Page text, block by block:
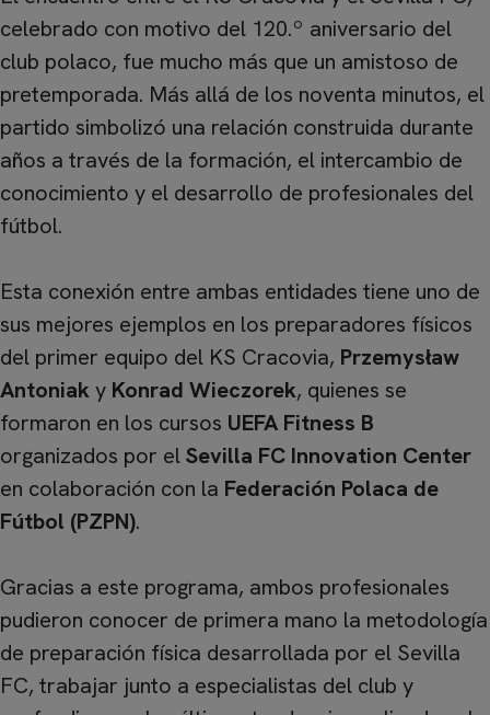
celebrado con motivo del 120.º aniversario del
club polaco, fue mucho más que un amistoso de
pretemporada. Más allá de los noventa minutos, el
partido simbolizó una relación construida durante
años a través de la formación, el intercambio de
conocimiento y el desarrollo de profesionales del
fútbol.
Esta conexión entre ambas entidades tiene uno de
sus mejores ejemplos en los preparadores físicos
del primer equipo del KS Cracovia, Przemysław
Antoniaky Konrad Wieczorek, quienes se
formaron en los cursos UEFA Fitness B
organizados por elSevilla FC Innovation Center
en colaboración con la Federación Polaca de
Fútbol (PZPN).
Gracias a este programa, ambos profesionales
pudieron conocer de primera mano la metodología
de preparación física desarrollada por el Sevilla
FC, trabajar junto a especialistas del club y